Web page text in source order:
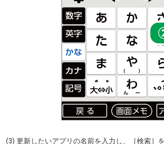
(3) 更新したいアプリの名前を入力し、［検索］